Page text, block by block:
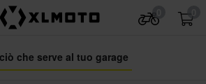
che serve al tuo garage